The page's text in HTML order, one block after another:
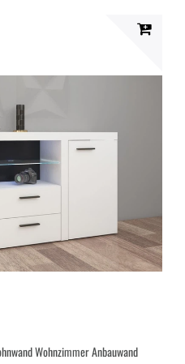
Wohnzimmer Anbauwand